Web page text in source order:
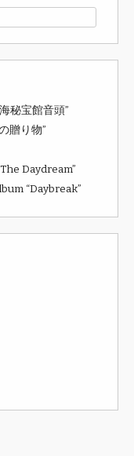
秘宝館音頭”
贈り物”
Daydream”
“Daybreak”